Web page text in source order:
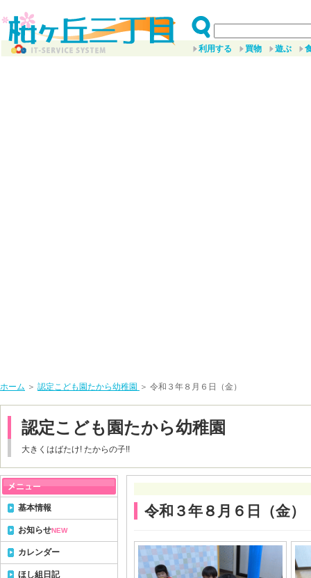
利用する 買物 遊ぶ
ホーム ＞ 認定こども園たから幼稚園 ＞ 令和３年８月６日（金）
認定こども園たから幼稚園
大きくはばたけ! たからの子!!
令和３年８月６日（金）
基本情報
お知らせNEW
カレンダー
ほし組日記